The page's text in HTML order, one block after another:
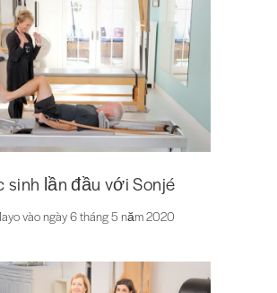
sinh lần đầu với Sonjé
vào ngày 6 tháng 5 năm 2020